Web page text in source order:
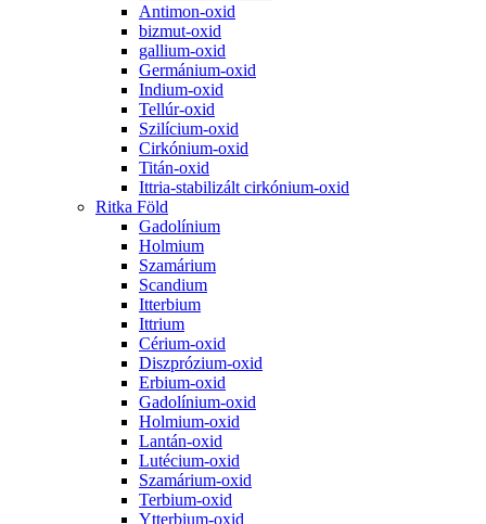
Antimon-oxid
bizmut-oxid
gallium-oxid
Germánium-oxid
Indium-oxid
Tellúr-oxid
Szilícium-oxid
Cirkónium-oxid
Titán-oxid
Ittria-stabilizált cirkónium-oxid
Ritka Föld
Gadolínium
Holmium
Szamárium
Scandium
Itterbium
Ittrium
Cérium-oxid
Diszprózium-oxid
Erbium-oxid
Gadolínium-oxid
Holmium-oxid
Lantán-oxid
Lutécium-oxid
Szamárium-oxid
Terbium-oxid
Ytterbium-oxid